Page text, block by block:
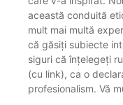
această conduită
mult mai multă
că găsiți subiecte
siguri că înțelegeți
(cu link), ca o
profesionalism. Vă